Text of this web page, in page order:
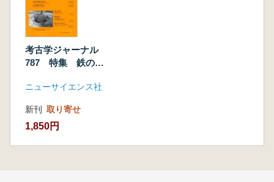
考古学ジャーナル
787 特集 鉄の考
ニューサイエンス社
新刊 取り寄せ
1,850円